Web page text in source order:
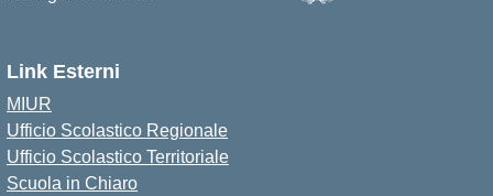
Link Esterni
MIUR
Ufficio Scolastico Regionale
Ufficio Scolastico Territoriale
Scuola in Chiaro